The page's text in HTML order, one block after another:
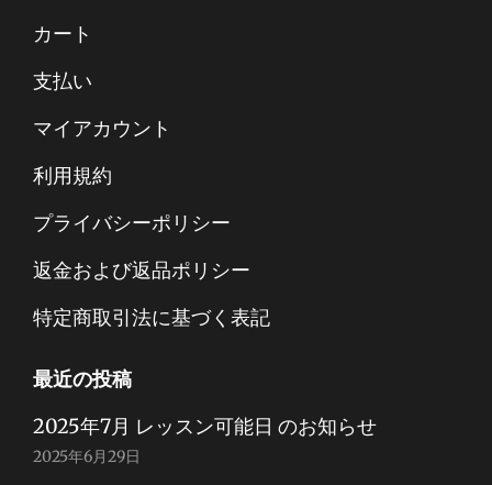
カート
支払い
マイアカウント
利用規約
プライバシーポリシー
返金および返品ポリシー
特定商取引法に基づく表記
最近の投稿
2025年7月 レッスン可能日 のお知らせ
2025年6月29日